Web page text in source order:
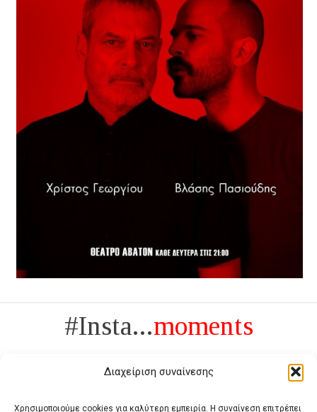
Διαχείριση συναίνεσης
Χρησιμοποιούμε cookies για καλύτερη εμπειρία. Η συναίνεση επιτρέπει
#Insta...moments